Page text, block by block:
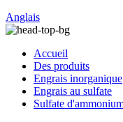
Anglais
Accueil
Des produits
Engrais inorganique
Engrais au sulfate
Sulfate